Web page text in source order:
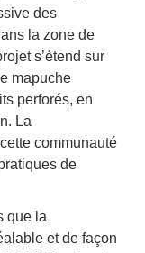
des
la zone de
s’étend sur
mapuche
perforés, en
La
communauté
de
que la
et de façon